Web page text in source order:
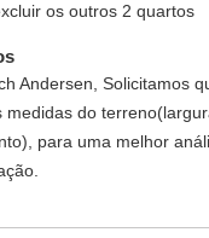
os outros 2 quartos
Andersen, Solicitamos
medidas do
para uma melhor